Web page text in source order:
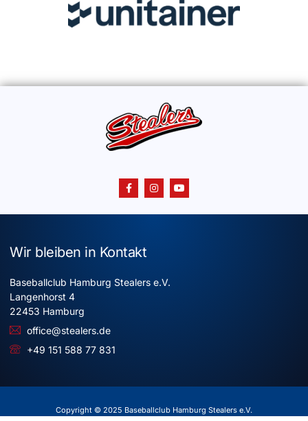
Wir bleiben in Kontakt
Baseballclub Hamburg Stealers e.V.
Langenhorst 4
22453 Hamburg
office@stealers.de
+49 151 588 77 831
Copyright © 2025 Baseballclub Hamburg Stealers e.V.